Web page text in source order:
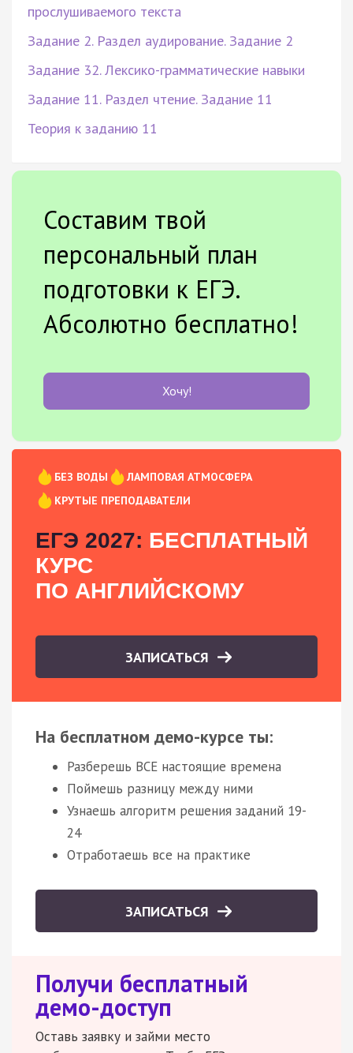
прослушиваемого текста
Задание 2. Раздел аудирование. Задание 2
Задание 32. Лексико-грамматические навыки
Задание 11. Раздел чтение. Задание 11
Теория к заданию 11
Составим твой
персональный план
подготовки к ЕГЭ.
Абсолютно бесплатно!
Хочу!
БЕЗ ВОДЫ
ЛАМПОВАЯ АТМОСФЕРА
КРУТЫЕ ПРЕПОДАВАТЕЛИ
ЕГЭ 2027: БЕСПЛАТНЫЙ
КУРС
ПО АНГЛИЙСКОМУ
ЗАПИСАТЬСЯ
На бесплатном демо-курсе ты:
Разберешь ВСЕ настоящие времена
Поймешь разницу между ними
Узнаешь алгоритм решения заданий 19-
24
Отработаешь все на практике
ЗАПИСАТЬСЯ
Получи бесплатный
демо-доступ
Оставь заявку и займи место